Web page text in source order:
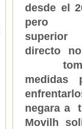
desde el
pero
superior
directo
medidas
negara a
Movilh